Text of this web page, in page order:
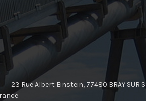
23 Rue Albert Einstein, 77480 BRAY SUR